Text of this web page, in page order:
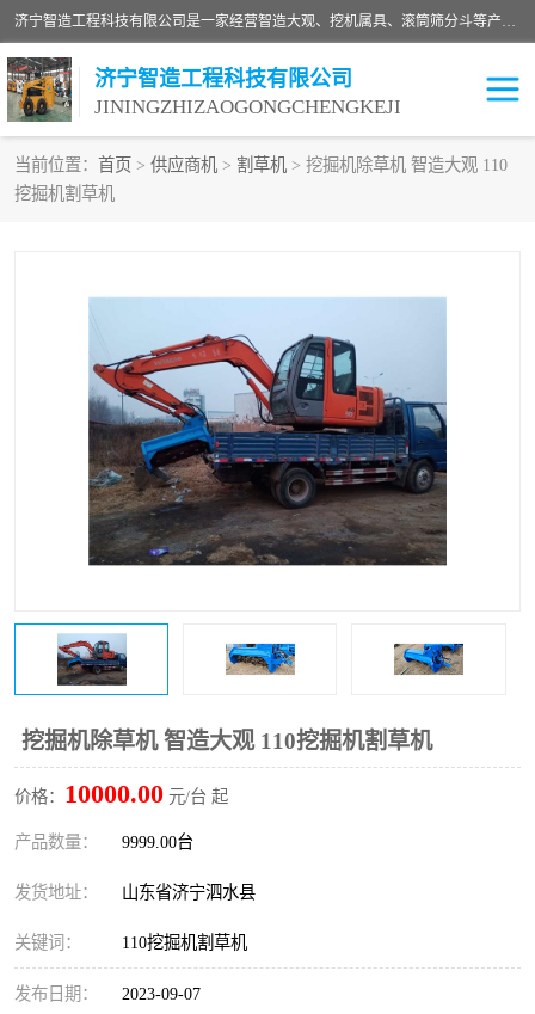
济宁智造工程科技有限公司是一家经营智造大观、挖机属具、滚筒筛分斗等产品的滑移装载机厂家。济宁智造工程科技有限公司奉行以质量赢得用户，诚信为本，互利共赢的宗旨，依靠雄厚的技术力量，科学的管理制度，先进的加工检测设备，始终坚持以客户为中心，免费咨询！
济宁智造工程科技有限公司
JININGZHIZAOGONGCHENGKEJI
当前位置： 首页 > 供应商机 > 割草机 > 挖掘机除草机 智造大观 110
挖掘机割草机
挖掘机除草机 智造大观 110挖掘机割草机
价格： 10000.00 元/台 起
产品数量： 9999.00台
发货地址： 山东省济宁泗水县
关键词： 110挖掘机割草机
发布日期： 2023-09-07
振动夯
液压剪 土壤修复
开沟机
伐木机 破碎机
打桩机 压路机
清扫器 割草机
挖树机 拓荒机
滚筒筛
挖掘机破碎斗